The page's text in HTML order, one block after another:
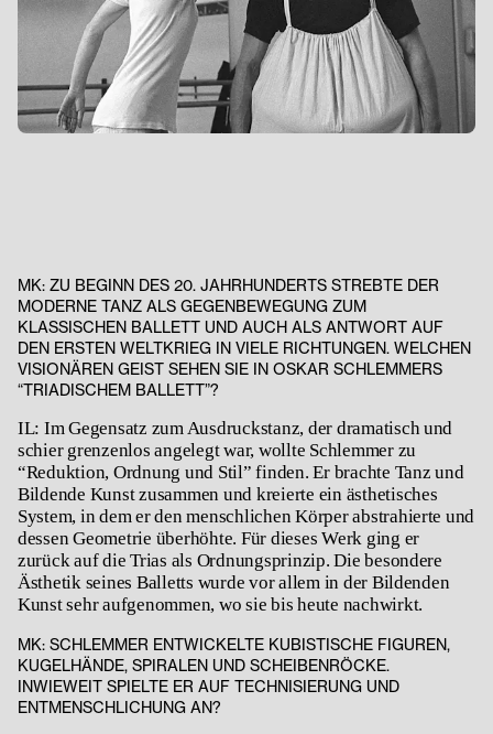
MK: ZU BEGINN DES 20. JAHRHUNDERTS STREBTE DER
MODERNE TANZ ALS GEGENBEWEGUNG ZUM
KLASSISCHEN BALLETT UND AUCH ALS ANTWORT AUF
DEN ERSTEN WELTKRIEG IN VIELE RICHTUNGEN. WELCHEN
VISIONÄREN GEIST SEHEN SIE IN OSKAR SCHLEMMERS
“TRIADISCHEM BALLETT”?
IL: Im Gegensatz zum Ausdruckstanz, der dramatisch und
schier grenzenlos angelegt war, wollte Schlemmer zu
“Reduktion, Ordnung und Stil” finden. Er brachte Tanz und
Bildende Kunst zusammen und kreierte ein ästhetisches
System, in dem er den menschlichen Körper abstrahierte und
dessen Geometrie überhöhte. Für dieses Werk ging er
zurück auf die Trias als Ordnungsprinzip. Die besondere
Ästhetik seines Balletts wurde vor allem in der Bildenden
Kunst sehr aufgenommen, wo sie bis heute nachwirkt.
MK: SCHLEMMER ENTWICKELTE KUBISTISCHE FIGUREN,
KUGELHÄNDE, SPIRALEN UND SCHEIBENRÖCKE.
INWIEWEIT SPIELTE ER AUF TECHNISIERUNG UND
ENTMENSCHLICHUNG AN?